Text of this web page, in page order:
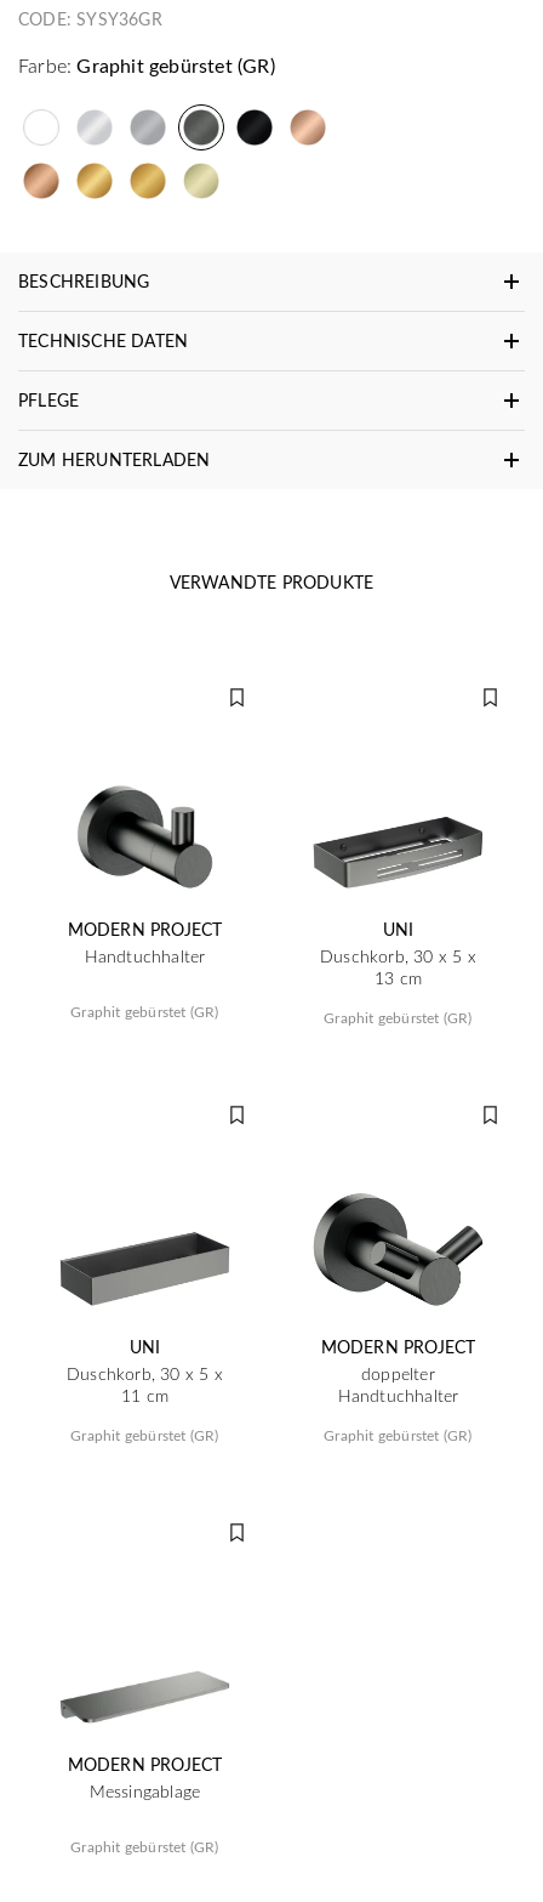
CODE:SYSY36GR
Farbe: Graphit gebürstet (GR)
BESCHREIBUNG
TECHNISCHE DATEN
PFLEGE
ZUM HERUNTERLADEN
VERWANDTE PRODUKTE
MODERN PROJECT
Handtuchhalter
Graphit gebürstet (GR)
UNI
Duschkorb, 30 x 5 x
13 cm
Graphit gebürstet (GR)
UNI
Duschkorb, 30 x 5 x
11 cm
Graphit gebürstet (GR)
MODERN PROJECT
doppelter
Handtuchhalter
Graphit gebürstet (GR)
MODERN PROJECT
Messingablage
Graphit gebürstet (GR)